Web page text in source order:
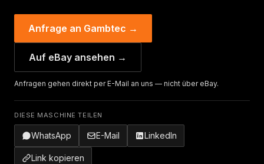
Anfrage an Gambtec →
Auf eBay ansehen →
Anfragen gehen direkt per E-Mail an uns — nicht über eBay.
DIESE MASCHINE TEILEN
WhatsApp E-Mail LinkedIn
Link kopieren